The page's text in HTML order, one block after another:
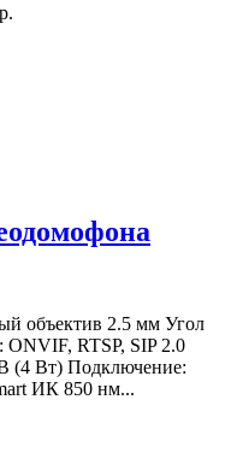
объектив 2.5 мм Угол
ONVIF, RTSP, SIP 2.0
(4 Вт) Подключение:
ИК 850 нм...